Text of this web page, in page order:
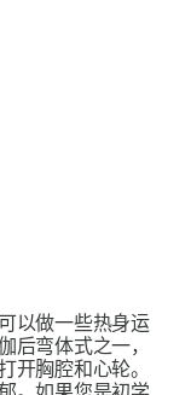
以做一些热身运
后弯体式之一，
开胸腔和心轮。